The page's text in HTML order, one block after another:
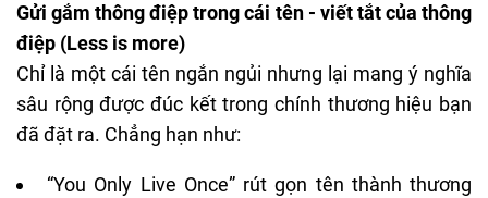
Gửi gắm thông điệp trong cái tên - viết tắt của thông
điệp (Less is more)
Chỉ là một cái tên ngắn ngủi nhưng lại mang ý nghĩa
sâu rộng được đúc kết trong chính thương hiệu bạn
đã đặt ra. Chẳng hạn như:
“You Only Live Once” rút gọn tên thành thương